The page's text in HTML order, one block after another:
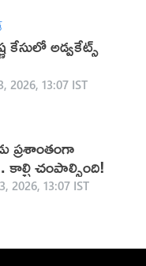
కేసులో అడ్వకేట్స్
2026, 13:07 IST
ప్రశాంతంగా
కాల్చి చంపాల్సింది!
2026, 13:07 IST